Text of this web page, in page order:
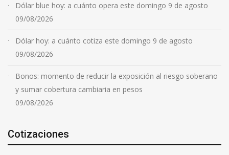
Dólar blue hoy: a cuánto opera este domingo 9 de agosto
09/08/2026
Dólar hoy: a cuánto cotiza este domingo 9 de agosto
09/08/2026
Bonos: momento de reducir la exposición al riesgo soberano
y sumar cobertura cambiaria en pesos
09/08/2026
Cotizaciones